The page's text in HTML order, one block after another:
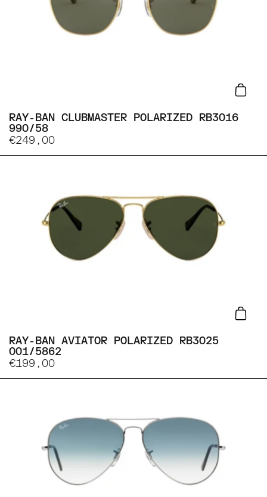
RAY-BAN CLUBMASTER POLARIZED RB3016
990/58
€249,00
RAY-BAN AVIATOR POLARIZED RB3025
001/5862
€199,00